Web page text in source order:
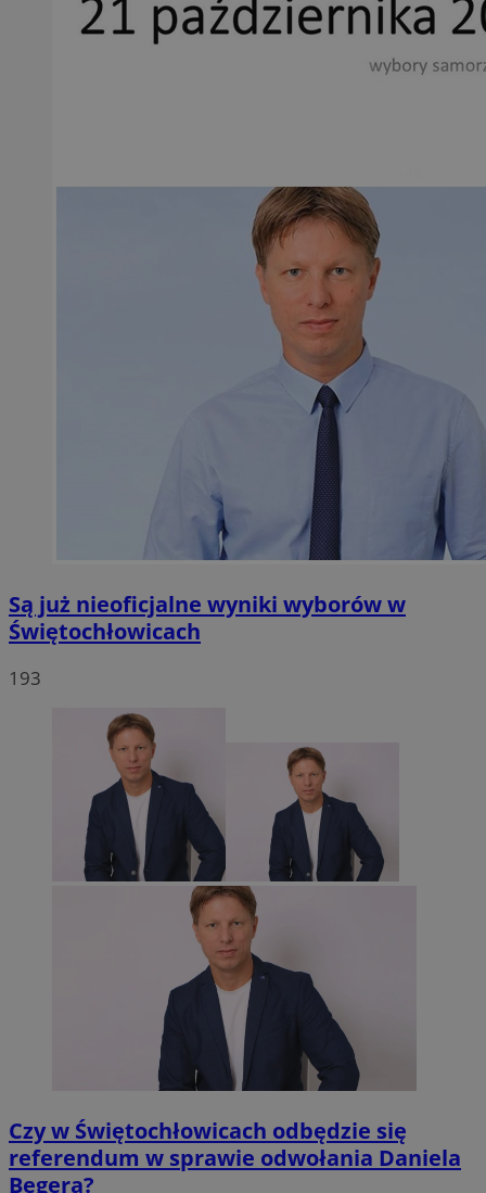
Są już nieoficjalne wyniki wyborów w
Świętochłowicach
193
Czy w Świętochłowicach odbędzie się
referendum w sprawie odwołania Daniela
Begera?